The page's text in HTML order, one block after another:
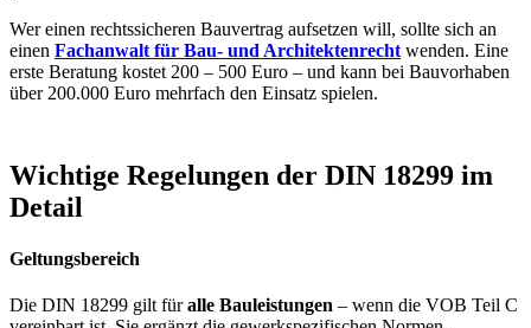
Wer einen rechtssicheren Bauvertrag aufsetzen will, sollte sich an
einen Fachanwalt für Bau- und Architektenrecht wenden. Eine
erste Beratung kostet 200 – 500 Euro – und kann bei Bauvorhaben
über 200.000 Euro mehrfach den Einsatz spielen.
Wichtige Regelungen der DIN 18299 im
Detail
Geltungsbereich
Die DIN 18299 gilt füralle Bauleistungen – wenn die VOB Teil C